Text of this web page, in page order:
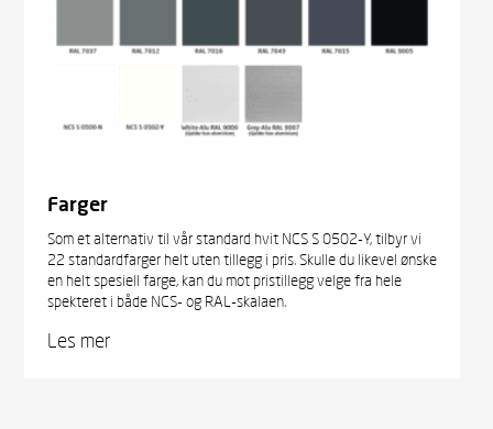
Farger
Som et alternativ til vår standard hvit NCS S 0502-Y, tilbyr vi
22 standardfarger helt uten tillegg i pris. Skulle du likevel ønske
en helt spesiell farge, kan du mot pristillegg velge fra hele
spekteret i både NCS- og RAL-skalaen.
Les mer